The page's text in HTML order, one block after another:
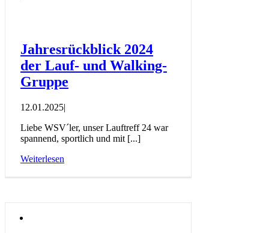
Jahresrückblick 2024
der Lauf- und Walking-
Gruppe
12.01.2025|
Liebe WSV´ler, unser Lauftreff 24 war
spannend, sportlich und mit [...]
Weiterlesen